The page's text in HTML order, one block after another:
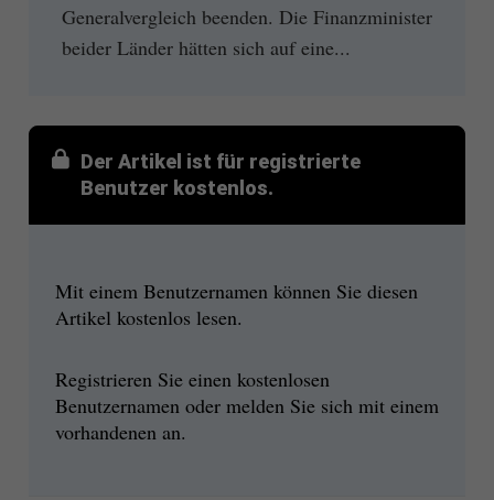
Generalvergleich beenden. Die Finanzminister
beider Länder hätten sich auf eine...
Der Artikel ist für registrierte
Benutzer kostenlos.
Mit einem Benutzernamen können Sie diesen
Artikel kostenlos lesen.
Registrieren Sie einen kostenlosen
Benutzernamen oder melden Sie sich mit einem
vorhandenen an.